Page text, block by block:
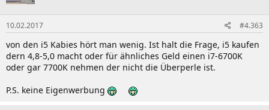
10.02.2017 #4.363
von den i5 Kabies hört man wenig. Ist halt die Frage, i5 kaufen
dern 4,8-5,0 macht oder für ähnliches Geld einen i7-6700K
oder gar 7700K nehmen der nicht die Überperle ist.
P.S. keine Eigenwerbung